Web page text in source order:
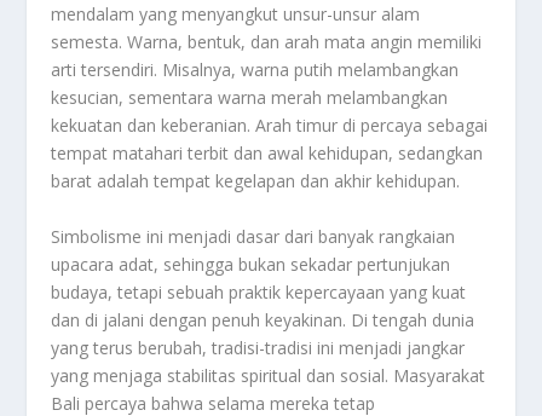
mendalam yang menyangkut unsur-unsur alam
semesta. Warna, bentuk, dan arah mata angin memiliki
arti tersendiri. Misalnya, warna putih melambangkan
kesucian, sementara warna merah melambangkan
kekuatan dan keberanian. Arah timur di percaya sebagai
tempat matahari terbit dan awal kehidupan, sedangkan
barat adalah tempat kegelapan dan akhir kehidupan.
Simbolisme ini menjadi dasar dari banyak rangkaian
upacara adat, sehingga bukan sekadar pertunjukan
budaya, tetapi sebuah praktik kepercayaan yang kuat
dan di jalani dengan penuh keyakinan. Di tengah dunia
yang terus berubah, tradisi-tradisi ini menjadi jangkar
yang menjaga stabilitas spiritual dan sosial. Masyarakat
Bali percaya bahwa selama mereka tetap